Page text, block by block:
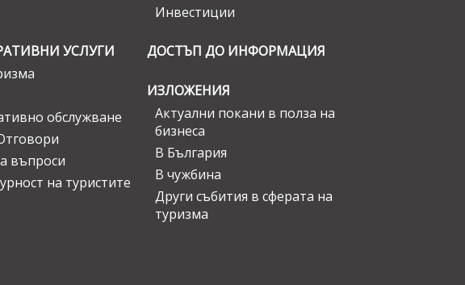
Инвестиции
УСЛУГИ
обслужване
въпроси
на туристите
ДОСТЪП ДО ИНФОРМАЦИЯ
ИЗЛОЖЕНИЯ
Актуални покани в полза на
бизнеса
В България
В чужбина
Други събития в сферата на
туризма